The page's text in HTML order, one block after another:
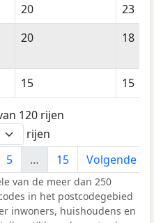
20
23
20 18
15 15
120 rijen
rijen
5 … 15 Volgende
van de meer dan 250
in het postcodegebied
inwoners, huishoudens en